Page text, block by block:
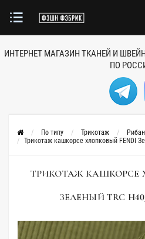
ИНТЕРНЕТ МАГАЗИН ТКАНЕЙ И
ПО
По типу Трикотаж
Трикотаж кашкорсе хлопковый FENDI
ТРИКОТАЖ КАШКОРСЕ
ЗЕЛЕНЫЙ TRC H40/